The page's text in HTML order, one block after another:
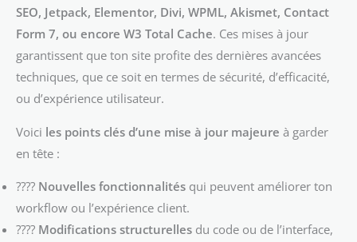
SEO, Jetpack, Elementor, Divi, WPML, Akismet, Contact
Form 7, ou encore W3 Total Cache. Ces mises à jour
garantissent que ton site profite des dernières avancées
techniques, que ce soit en termes de sécurité, d’efficacité,
ou d’expérience utilisateur.
Voici les points clés d’une mise à jour majeure à garder
en tête :
???? Nouvelles fonctionnalités qui peuvent améliorer ton
workflow ou l’expérience client.
???? Modifications structurelles du code ou de l’interface,